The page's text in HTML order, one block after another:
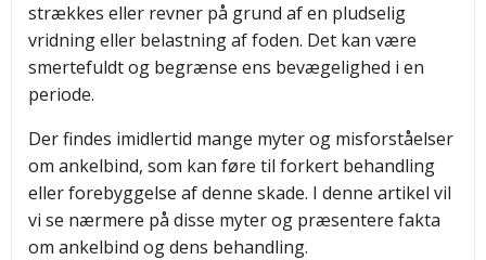
strækkes eller revner på grund af en pludselig
vridning eller belastning af foden. Det kan være
smertefuldt og begrænse ens bevægelighed i en
periode.
Der findes imidlertid mange myter og misforståelser
om ankelbind, som kan føre til forkert behandling
eller forebyggelse af denne skade. I denne artikel vil
vi se nærmere på disse myter og præsentere fakta
om ankelbind og dens behandling.